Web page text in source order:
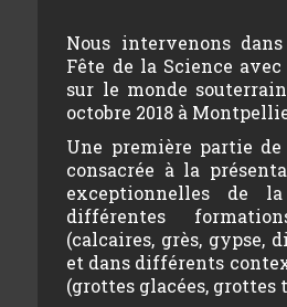
Nous intervenons
Fête de la Science
sur le monde
octobre 2018 à
Une première partie
consacrée à la
exceptionnelles de
différentes
(calcaires, grès, gypse,
et dans différents
(grottes glacées, grottes